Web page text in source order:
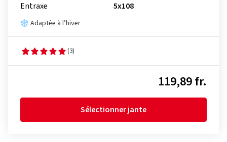
Entraxe
5x108
Adaptée à l’hiver
(3)
119,89 fr.
Sélectionner jante